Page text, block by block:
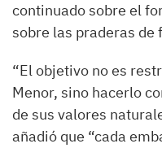
continuado sobre el
sobre las praderas de
“El objetivo no es
Menor, sino hacerlo
de sus valores
añadió que “cada